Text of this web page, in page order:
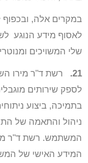
במקרים אלה,
לאסוף מידע הנוגע
שלי המשויכים
21.
רשת ד"ר מירו
לספק שירותים
בתמיכה, ביצוע
ניהול והתאמה של
המשתמש. רשת ד"ר
המידע האישי של